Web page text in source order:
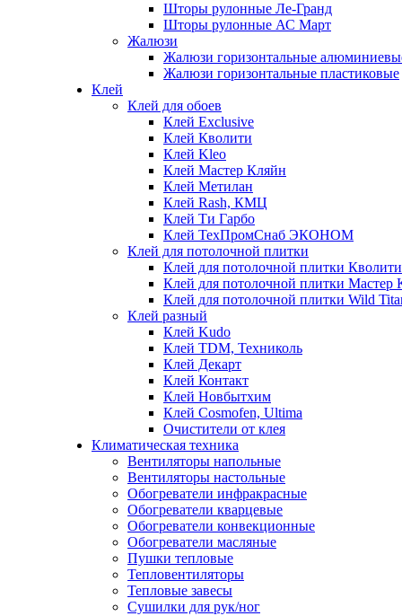
Шторы рулонные Ле-Гранд
Шторы рулонные АС Март
Жалюзи
Жалюзи горизонтальные
Жалюзи горизонтальные пластиковые
Клей
Клей для обоев
Клей Exclusive
Клей Кволити
Клей Kleo
Клей Мастер Кляйн
Клей Метилан
Клей Rash, КМЦ
Клей Ти Гарбо
Клей ТехПромСнаб ЭКОНОМ
Клей для потолочной плитки
Клей для потолочной плитки Кволити
Клей для потолочной плитки Мастер
Клей для потолочной плитки Wild
Клей разный
Клей Kudo
Клей TDM, Техниколь
Клей Декарт
Клей Контакт
Клей Новбытхим
Клей Cosmofen, Ultima
Очистители от клея
Климатическая техника
Вентиляторы напольные
Вентиляторы настольные
Обогреватели инфракрасные
Обогреватели кварцевые
Обогреватели конвекционные
Обогреватели масляные
Пушки тепловые
Тепловентиляторы
Тепловые завесы
Сушилки для рук/ног